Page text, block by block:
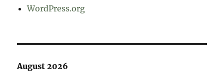
WordPress.org
August 2026